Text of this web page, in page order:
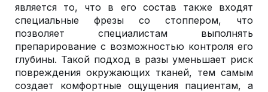
является то, что в его состав также входят
специальные фрезы со стоппером, что
позволяет специалистам выполнять
препарирование с возможностью контроля его
глубины. Такой подход в разы уменьшает риск
повреждения окружающих тканей, тем самым
создает комфортные ощущения пациентам, а